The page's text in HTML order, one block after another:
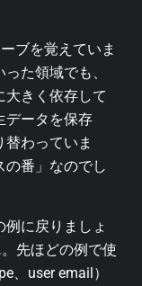
ブを覚えていま
た領域でも、
きく依存して
データを保存
わっていま
番」なのでし
に戻りましょ
先ほどの例で使
、user email）